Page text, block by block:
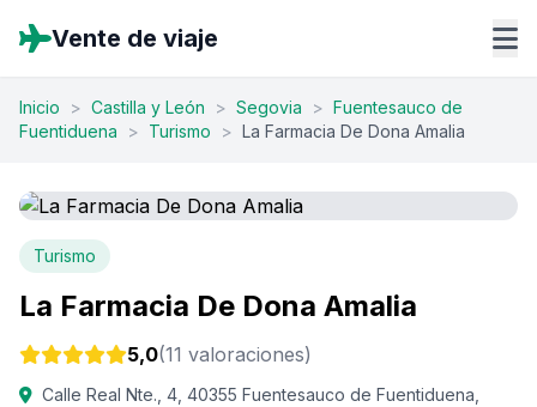
Vente de viaje
Inicio > Castilla y León > Segovia > Fuentesauco de
Fuentiduena
> Turismo > La Farmacia De Dona Amalia
Turismo
La Farmacia De Dona Amalia
5,0(11 valoraciones)
Calle Real Nte., 4, 40355 Fuentesauco de Fuentiduena,